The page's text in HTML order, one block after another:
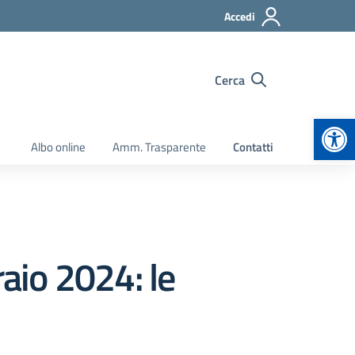
Accedi
Cerca
Albo online Amm. Trasparente Contatti
2024: le